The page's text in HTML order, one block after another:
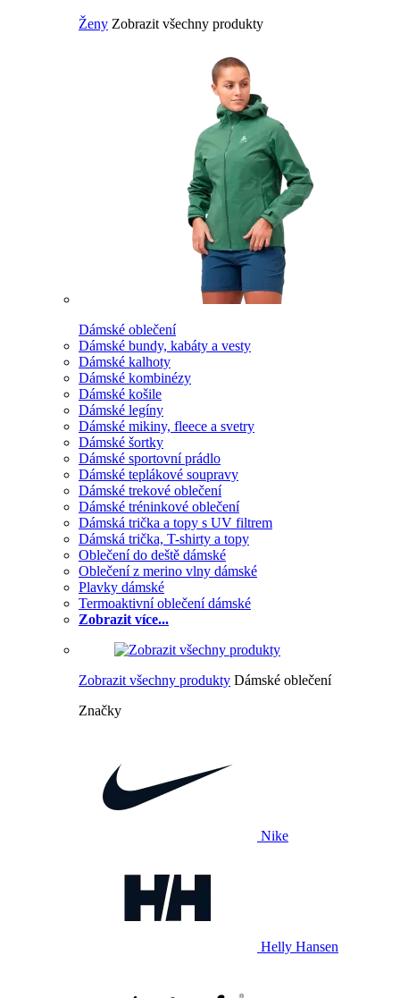
Ženy Zobrazit všechny produkty
Dámské oblečení
Dámské bundy, kabáty a vesty
Dámské kalhoty
Dámské kombinézy
Dámské košile
Dámské legíny
Dámské mikiny, fleece a svetry
Dámské šortky
Dámské sportovní prádlo
Dámské teplákové soupravy
Dámské trekové oblečení
Dámské tréninkové oblečení
Dámská trička a topy s UV filtrem
Dámská trička, T-shirty a topy
Oblečení do deště dámské
Oblečení z merino vlny dámské
Plavky dámské
Termoaktivní oblečení dámské
Zobrazit více...
Zobrazit všechny produkty Dámské oblečení
Značky
Nike
Helly Hansen